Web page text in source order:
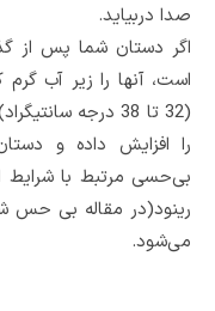
صدا دربیاید.
اگر دستان شما پس از
(32 تا 38 درجه
را افزایش داده و
بی‌حسی مرتبط با شرایط
رینود(در مقاله بی
می‌شود.